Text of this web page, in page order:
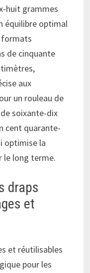
huit grammes
équilibre optimal
de cinquante
aux
un rouleau de
soixante-dix
cent quarante-
optimise la
le long terme.
draps
et
et réutilisables
pour les